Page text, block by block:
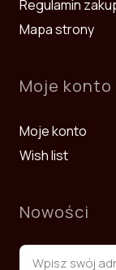
Regulamin
Mapa strony
Moje konto
Moje konto
Wish list
Nowości